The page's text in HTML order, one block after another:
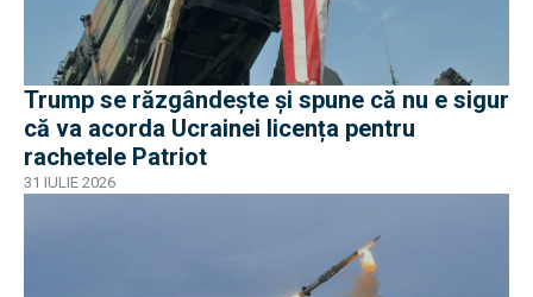
Trump se răzgândește și spune că nu e sigur
că va acorda Ucrainei licența pentru
rachetele Patriot
31 IULIE 2026